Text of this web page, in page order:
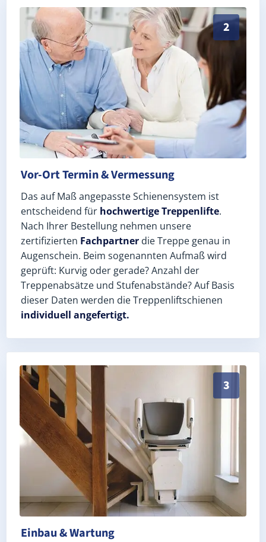
2
Exaktes Aufmaß in Stuttgart Schönberg (Stuttgart)
Vor-Ort Termin & Vermessung
Das auf Maß angepasste Schienensystem ist
entscheidend für hochwertige Treppenlifte.
Nach Ihrer Bestellung nehmen unsere
zertifizierten Fachpartner die Treppe genau in
Augenschein. Beim sogenannten Aufmaß wird
geprüft: Kurvig oder gerade? Anzahl der
Treppenabsätze und Stufenabstände? Auf Basis
dieser Daten werden die Treppenliftschienen
individuell angefertigt.
3
Schneller, sauberer Einbau durch zertifizierte
Einbau & Wartung